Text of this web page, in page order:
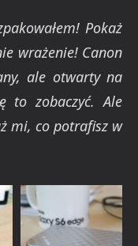
Pokaż
wrażenie! Canon
ale otwarty na
to zobaczyć. Ale
mi, co potrafisz w